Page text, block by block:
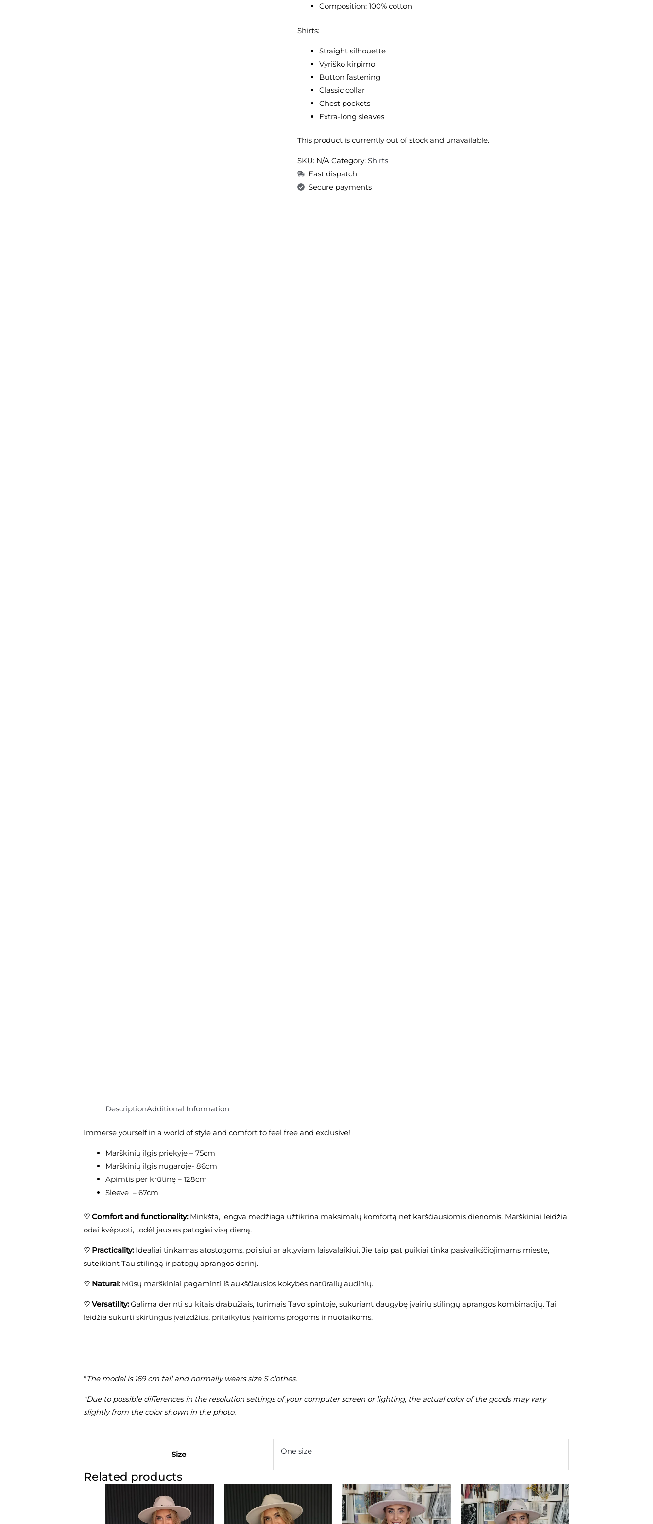
Composition: 100% cotton
Shirts:
Straight silhouette
Vyriško kirpimo
Button fastening
Classic collar
Chest pockets
Extra-long sleaves
This product is currently out of stock and unavailable.
SKU: N/A Category:Shirts
Fast dispatch
Secure payments
DescriptionAdditional Information
Immerse yourself in a world of style and comfort to feel free and exclusive!
Marškinių ilgis priekyje – 75cm
Marškinių ilgis nugaroje- 86cm
Apimtis per krūtinę – 128cm
Sleeve – 67cm
♡Comfort and functionality:Minkšta, lengva medžiaga užtikrina maksimalų komfortą net karščiausiomis dienomis. Marškiniai leidžia
odai kvėpuoti, todėl jausies patogiai visą dieną.
♡ Practicality:Idealiai tinkamas atostogoms, poilsiui ar aktyviam laisvalaikiui. Jie taip pat puikiai tinka pasivaikščiojimams mieste,
suteikiant Tau stilingą ir patogų aprangos derinį.
♡ Natural:Mūsų marškiniai pagaminti iš aukščiausios kokybės natūralių audinių.
♡Versatility:Galima derinti su kitais drabužiais, turimais Tavo spintoje, sukuriant daugybę įvairių stilingų aprangos kombinacijų. Tai
leidžia sukurti skirtingus įvaizdžius, pritaikytus įvairioms progoms ir nuotaikoms.
*The model is 169 cm tall and normally wears size S clothes.
*Due to possible differences in the resolution settings of your computer screen or lighting, the actual color of the goods may vary
slightly from the color shown in the photo.
Size One size
Related products